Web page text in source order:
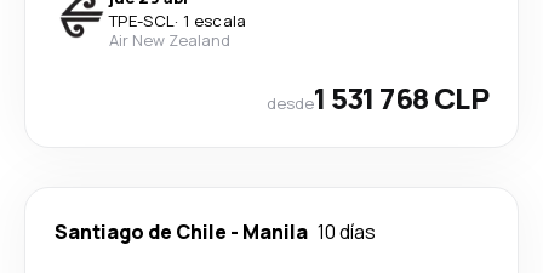
TPE-SCL· 1 escala
Air New Zealand
desde1 531 768 CLP
Santiago de Chile - Manila 10 días